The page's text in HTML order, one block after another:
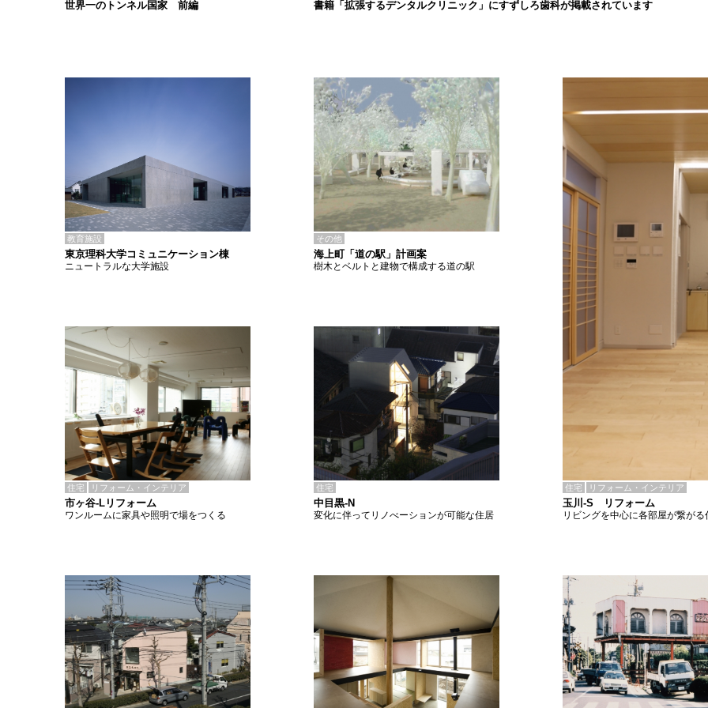
書籍「拡張するデンタルクリニック」にすずしろ歯科が掲載されています
世界一のトンネル国家 前編
教育施設
東京理科大学コミュニケーション棟
ニュートラルな大学施設
その他
海上町「道の駅」計画案
樹木とベルトと建物で構成する道の駅
住宅 リフォーム・インテリア
市ヶ谷-Lリフォーム
ワンルームに家具や照明で場をつくる
住宅
中目黒-N
変化に伴ってリノべーションが可能な住居
住宅 リフォーム・インテリア
玉川-S リフォーム
リビングを中心に各部屋が繋がる